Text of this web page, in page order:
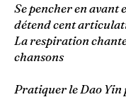
Se pencher en avant
détend cent
La respiration
chansons
Pratiquer le Dao Yin